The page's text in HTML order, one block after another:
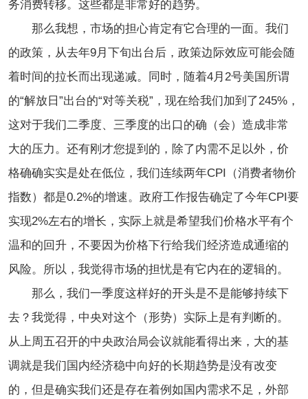
务消费转移。这些都是非常好的趋势。
那么我想，市场的担心肯定有它合理的一面。我们
的政策，从去年9月下旬出台后，政策边际效应可能会随
着时间的拉长而出现递减。同时，随着4月2号美国所谓
的“解放日”出台的“对等关税”，现在给我们加到了245%，
这对于我们二季度、三季度的出口的确 （会）造成非常
大的压力。还有刚才您提到的，除了内需不足以外，价
格确确实实是处在低位，我们连续两年CPI（消费者物价
指数）都是0.2%的增速。政府工作报告确定了今年CPI要
实现2%左右的增长，实际上就是希望我们价格水平有个
温和的回升，不要因为价格下行给我们经济造成通缩的
风险。所以，我觉得市场的担忧是有它内在的逻辑的。
那么，我们一季度这样好的开头是不是能够持续下
去？我觉得，中央对这个（形势）实际上是有判断的。
从上周五召开的中央政治局会议就能看得出来，大的基
调就是我们国内经济稳中向好的长期趋势是没有改变
的，但是确实我们还是存在着例如国内需求不足，外部